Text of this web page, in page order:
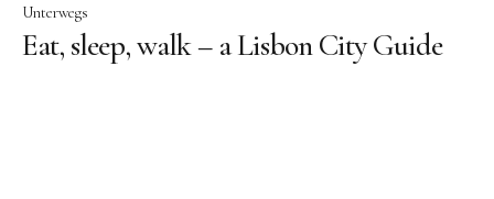
Hauptgerichte
Unterwegs
Eat, sleep, walk – a Lisbon City Guide